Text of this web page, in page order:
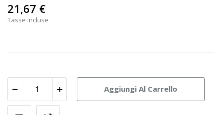
21,67 €
Tasse incluse
Aggiungi Al Carrello